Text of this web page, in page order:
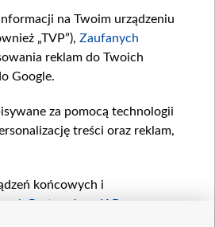
na Twoim urządzeniu
„TVP”), Zaufanych
reklam do Twoich
Google.
za pomocą technologii
treści oraz reklam,
końcowych i
Partnerów z IAB
podstawowych reklam,